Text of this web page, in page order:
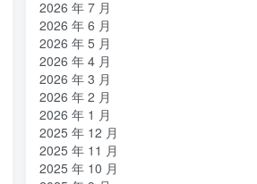
2026 年 7 月
2026 年 6 月
2026 年 5 月
2026 年 4 月
2026 年 3 月
2026 年 2 月
2026 年 1 月
2025 年 12 月
2025 年 11 月
2025 年 10 月